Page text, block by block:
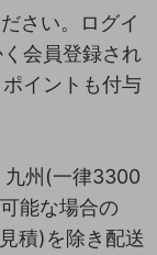
さい。ログイ
会員登録され
イントも付与
州(一律3300
能な場合の
積)を除き配送